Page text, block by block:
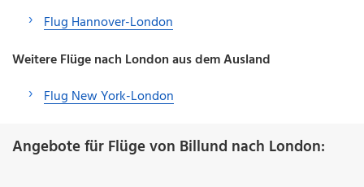
Flug Hannover-London
Weitere Flüge nach London aus dem Ausland
Flug New York-London
Angebote für Flüge von Billund nach London: